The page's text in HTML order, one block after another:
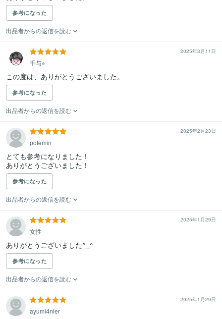
参考になった
出品者からの返信を読む
2025年3月11日
千与⭐︎
この度は、ありがとうございました。
参考になった
出品者からの返信を読む
2025年2月23日
potemin
とても参考になりました！
ありがとうございました！
参考になった
出品者からの返信を読む
2025年1月29日
女性
ありがとうございました^_^
参考になった
出品者からの返信を読む
2025年1月29日
ayumi4nier